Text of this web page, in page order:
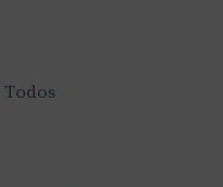
Todos